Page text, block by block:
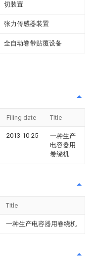
切装置
张力传感器装置
全自动卷带贴覆设备
Filing date Title
2013-10-25
一种生产
电容器用
卷绕机
Title
一种生产电容器用卷绕机